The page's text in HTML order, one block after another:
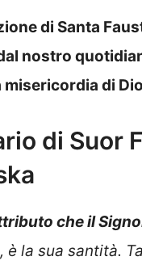
di Santa
nostro
misericordia di
di Suor
che il
è la sua santità.